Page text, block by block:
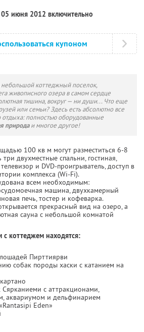
июня 2012 включительно
купоном
коттеджный поселок,
живописного озера в самом сердце
тишина, вокруг — ни души... Что еще
или семьи? Здесь есть абсолютно все
отдыха: полностью оборудованные
природаи многое другое!
100 кв м могут разместиться 6-8
двухместные спальни, гостиная,
и DVD-проигрыватель, доступ в
комплекса (Wi-Fi).
всем необходимым:
машина, двухкамерный
печь, тостер и кофеварка.
прекрасный вид на озеро, а
сауна с небольшой комнатой
с коттеджем находятся:
Пирттиярви
собак породы хаски с катанием на
Сярканиеми с аттракционами,
аквариумом и дельфинарием
Eden»